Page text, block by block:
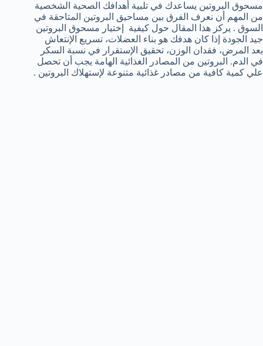
مسحوق البروتين يساعدك في تلبية أهدافك الصحية الشخصية
من المهم أن نعرف الفرق بين مساحيق البروتين المتاحقة في
السوق . يركز هذا المقال حول كيفية إختيار مسحوق البروتين
جيد الجودة إذا كان هدفك هو بناء العضلات، تسريع الإنتعاش
بعد المرض، فقدان الوزن، تحقيق الإستقرار في نسبة السكر
في الدم. البروتين من المصادر الغذائية الهامة يجب أن تحصل
علي كمية كافية من مصادر غذائية متنوعة لإستهلاك البروتين .